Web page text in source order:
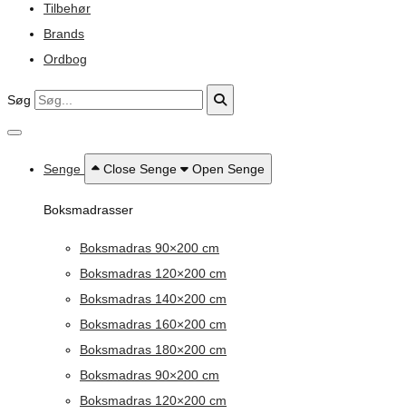
Tilbehør
Brands
Ordbog
Søg
Senge Close Senge Open Senge
Boksmadrasser
Boksmadras 90×200 cm
Boksmadras 120×200 cm
Boksmadras 140×200 cm
Boksmadras 160×200 cm
Boksmadras 180×200 cm
Boksmadras 90×200 cm
Boksmadras 120×200 cm